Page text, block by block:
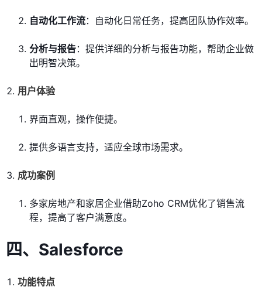
自动化工作流：自动化日常任务，提高团队协作效率。
分析与报告：提供详细的分析与报告功能，帮助企业做
出明智决策。
用户体验
界面直观，操作便捷。
提供多语言支持，适应全球市场需求。
成功案例
多家房地产和家居企业借助Zoho CRM优化了销售流
程，提高了客户满意度。
四、 Salesforce
功能特点